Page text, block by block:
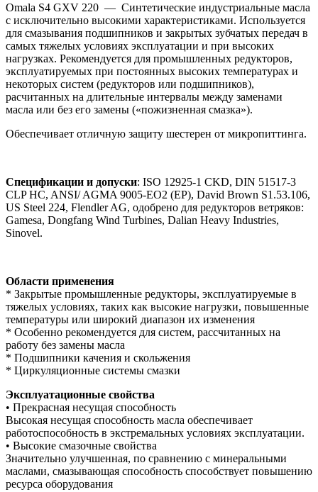
Omala S4 GXV 220 — Синтетические индустриальные масла
с исключительно высокими характеристиками. Используется
для смазывания подшипников и закрытых зубчатых передач в
самых тяжелых условиях эксплуатации и при высоких
нагрузках. Рекомендуется для промышленных редукторов,
эксплуатируемых при постоянных высоких температурах и
некоторых систем (редукторов или подшипников),
расчитанных на длительные интервалы между заменами
масла или без его замены («пожизненная смазка»).
Обеспечивает отличную защиту шестерен от микропиттинга.
Спецификации и допуски: ISO 12925-1 CKD, DIN 51517-3
CLP HC, ANSI/ AGMA 9005-EO2 (EP), David Brown S1.53.106,
US Steel 224, Flendler AG, одобрено для редукторов ветряков:
Gamesa, Dongfang Wind Turbines, Dalian Heavy Industries,
Sinovel.
Области применения
* Закрытые промышленные редукторы, эксплуатируемые в
тяжелых условиях, таких как высокие нагрузки, повышенные
температуры или широкий диапазон их изменения
* Особенно рекомендуется для систем, рассчитанных на
работу без замены масла
* Подшипники качения и скольжения
* Циркуляционные системы смазки
Эксплуатационные свойства
• Прекрасная несущая способность
Высокая несущая способность масла обеспечивает
работоспособность в экстремальных условиях эксплуатации.
• Высокие смазочные свойства
Значительно улучшенная, по сравнению с минеральными
маслами, смазывающая способность способствует повышению
ресурса оборудования